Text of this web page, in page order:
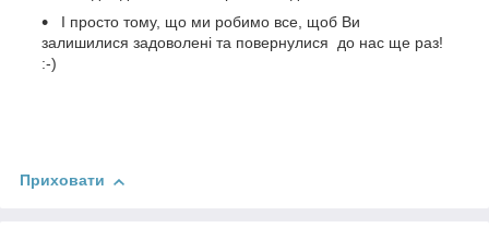
І просто тому, що ми робимо все, щоб Ви
залишилися задоволені та повернулися до нас ще раз!
:-)
Приховати